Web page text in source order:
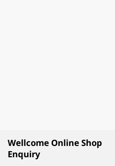
Wellcome Online Shop
Enquiry